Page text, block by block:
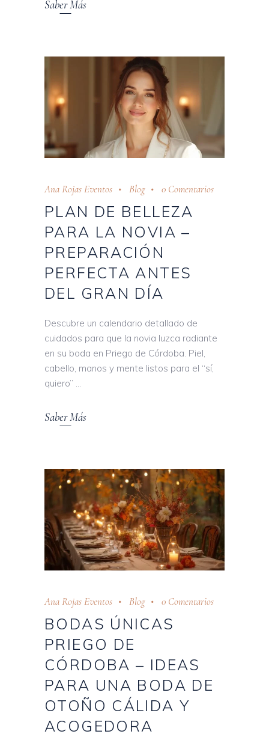
Saber Más
Ana Rojas Eventos Blog 0 Comentarios
PLAN DE BELLEZA
PARA LA NOVIA –
PREPARACIÓN
PERFECTA ANTES
DEL GRAN DÍA
Descubre un calendario detallado de
cuidados para que la novia luzca radiante
en su boda en Priego de Córdoba. Piel,
cabello, manos y mente listos para el “sí,
quiero”
Saber Más
Ana Rojas Eventos Blog 0 Comentarios
BODAS ÚNICAS
PRIEGO DE
CÓRDOBA – IDEAS
PARA UNA BODA DE
OTOÑO CÁLIDA Y
ACOGEDORA